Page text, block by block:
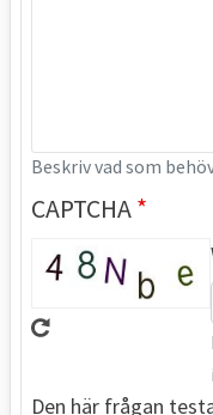
Beskriv vad som
CAPTCHA
Den här frågan